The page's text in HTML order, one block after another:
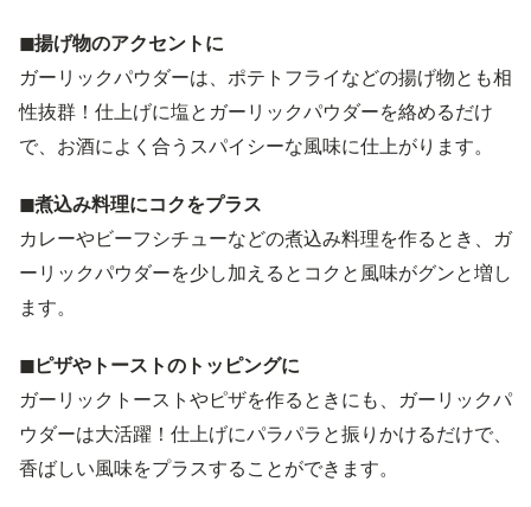
◼︎揚げ物のアクセントに
ガーリックパウダーは、ポテトフライなどの揚げ物とも相
性抜群！仕上げに塩とガーリックパウダーを絡めるだけ
で、お酒によく合うスパイシーな風味に仕上がります。
◼︎煮込み料理にコクをプラス
カレーやビーフシチューなどの煮込み料理を作るとき、ガ
ーリックパウダーを少し加えるとコクと風味がグンと増し
ます。
◼︎ピザやトーストのトッピングに
ガーリックトーストやピザを作るときにも、ガーリックパ
ウダーは大活躍！仕上げにパラパラと振りかけるだけで、
香ばしい風味をプラスすることができます。